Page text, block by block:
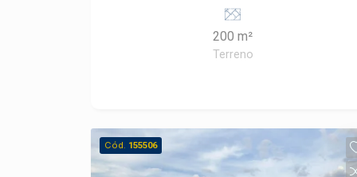
agende uma visita!200 m²
Terreno
Cód. 155506